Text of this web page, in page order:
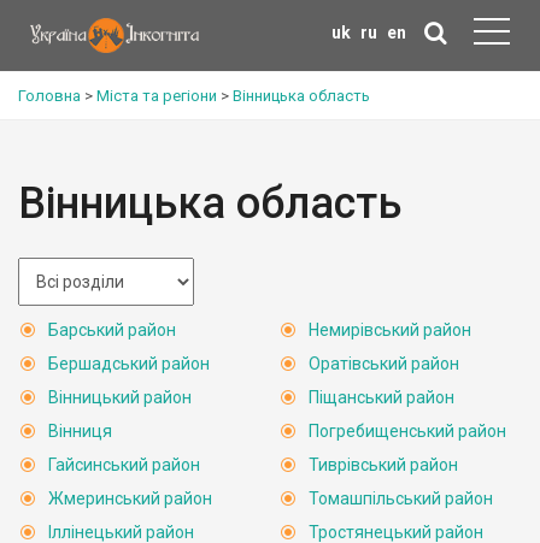
uk ru en
Головна > Міста та регіони > Вінницька область
Вінницька область
Барський район
Бершадський район
Вінницький район
Вінниця
Гайсинський район
Жмеринський район
Іллінецький район
Немирівський район
Оратівський район
Піщанський район
Погребищенський район
Тиврівський район
Томашпільський район
Тростянецький район